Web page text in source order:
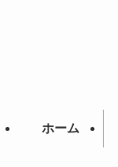
ホーム